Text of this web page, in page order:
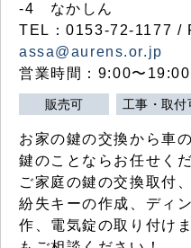
-4 なかしん
TEL：0153-72-1177 /
assa@aurens.or.jp
営業時間：9:00〜
販売可 工事・取付
お家の鍵の交換から車
鍵のことならお任せくだ
ご家庭の鍵の交換取付
紛失キーの作成、ディ
作、電気錠の取り付け